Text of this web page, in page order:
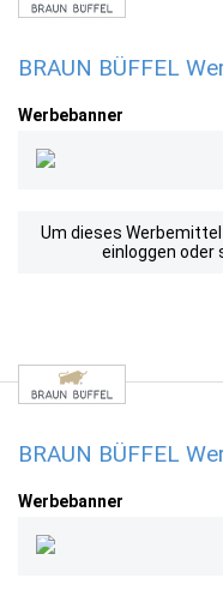
BRAUN BÜFFEL
Werbebanner
Um dieses
einloggen oder
BRAUN BÜFFEL
Werbebanner